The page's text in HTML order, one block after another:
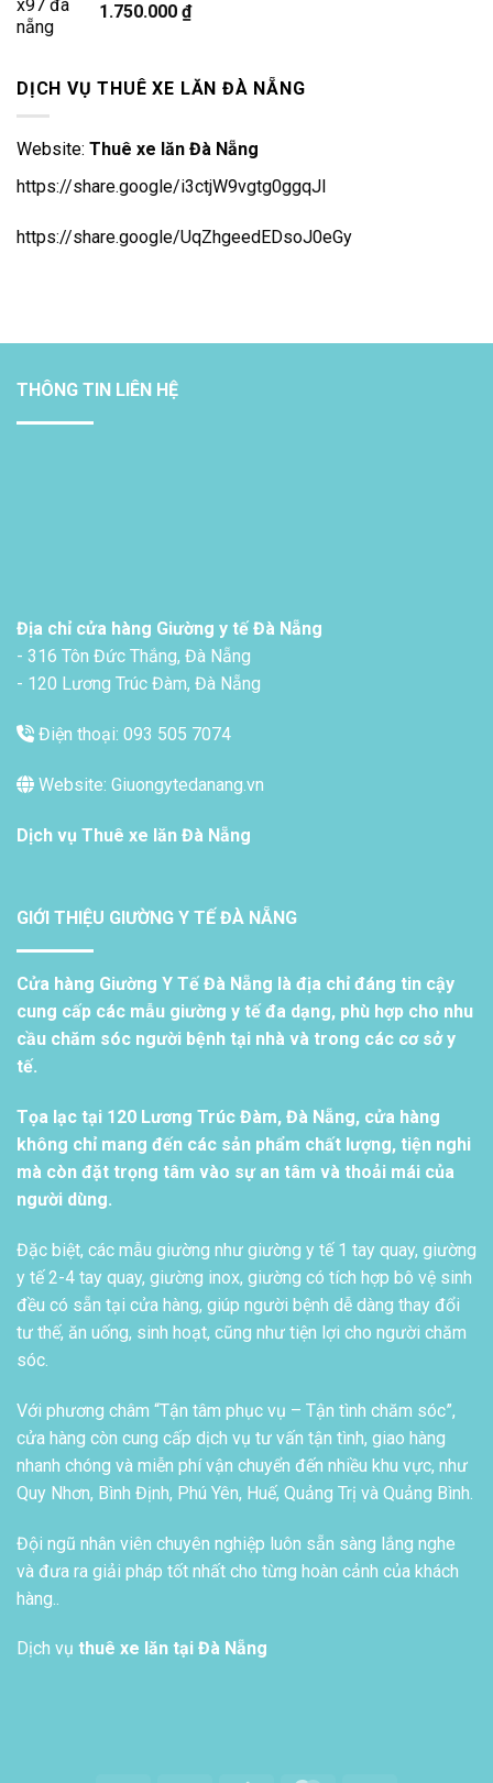
1.750.000 ₫
DỊCH VỤ THUÊ XE LĂN ĐÀ NẴNG
Website: Thuê xe lăn Đà Nẵng
https://share.google/i3ctjW9vgtg0ggqJl
https://share.google/UqZhgeedEDsoJ0eGy
THÔNG TIN LIÊN HỆ
Địa chỉ cửa hàng Giường y tế Đà Nẵng
- 316 Tôn Đức Thắng, Đà Nẵng
- 120 Lương Trúc Đàm, Đà Nẵng
Điện thoại: 093 505 7074
Website: Giuongytedanang.vn
Dịch vụ Thuê xe lăn Đà Nẵng
GIỚI THIỆU GIƯỜNG Y TẾ ĐÀ NẴNG
Cửa hàng Giường Y Tế Đà Nẵng là địa chỉ đáng tin cậy
cung cấp các mẫu giường y tế đa dạng, phù hợp cho nhu
cầu chăm sóc người bệnh tại nhà và trong các cơ sở y
tế.
Tọa lạc tại 120 Lương Trúc Đàm, Đà Nẵng, cửa hàng
không chỉ mang đến các sản phẩm chất lượng, tiện nghi
mà còn đặt trọng tâm vào sự an tâm và thoải mái của
người dùng.
Đặc biệt, các mẫu giường như giường y tế 1 tay quay, giường
y tế 2-4 tay quay, giường inox, giường có tích hợp bô vệ sinh
đều có sẵn tại cửa hàng, giúp người bệnh dễ dàng thay đổi
tư thế, ăn uống, sinh hoạt, cũng như tiện lợi cho người chăm
sóc.
Với phương châm “Tận tâm phục vụ – Tận tình chăm sóc”,
cửa hàng còn cung cấp dịch vụ tư vấn tận tình, giao hàng
nhanh chóng và miễn phí vận chuyển đến nhiều khu vực, như
Quy Nhơn, Bình Định, Phú Yên, Huế, Quảng Trị và Quảng Bình.
Đội ngũ nhân viên chuyên nghiệp luôn sẵn sàng lắng nghe
và đưa ra giải pháp tốt nhất cho từng hoàn cảnh của khách
hàng..
Dịch vụ thuê xe lăn tại Đà Nẵng